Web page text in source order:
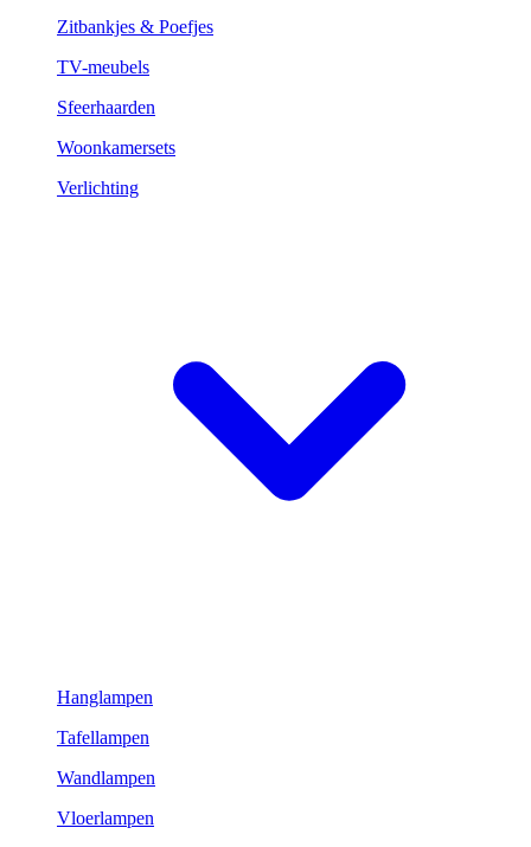
Zitbankjes & Poefjes
TV-meubels
Sfeerhaarden
Woonkamersets
Verlichting
Hanglampen
Tafellampen
Wandlampen
Vloerlampen